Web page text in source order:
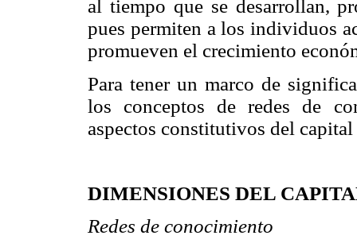
al tiempo que se desarrollan,
pues permiten a los individuos
promueven el crecimiento
Para tener un marco de
los conceptos de redes de
aspectos constitutivos del
DIMENSIONES DEL
Redes de conocimiento